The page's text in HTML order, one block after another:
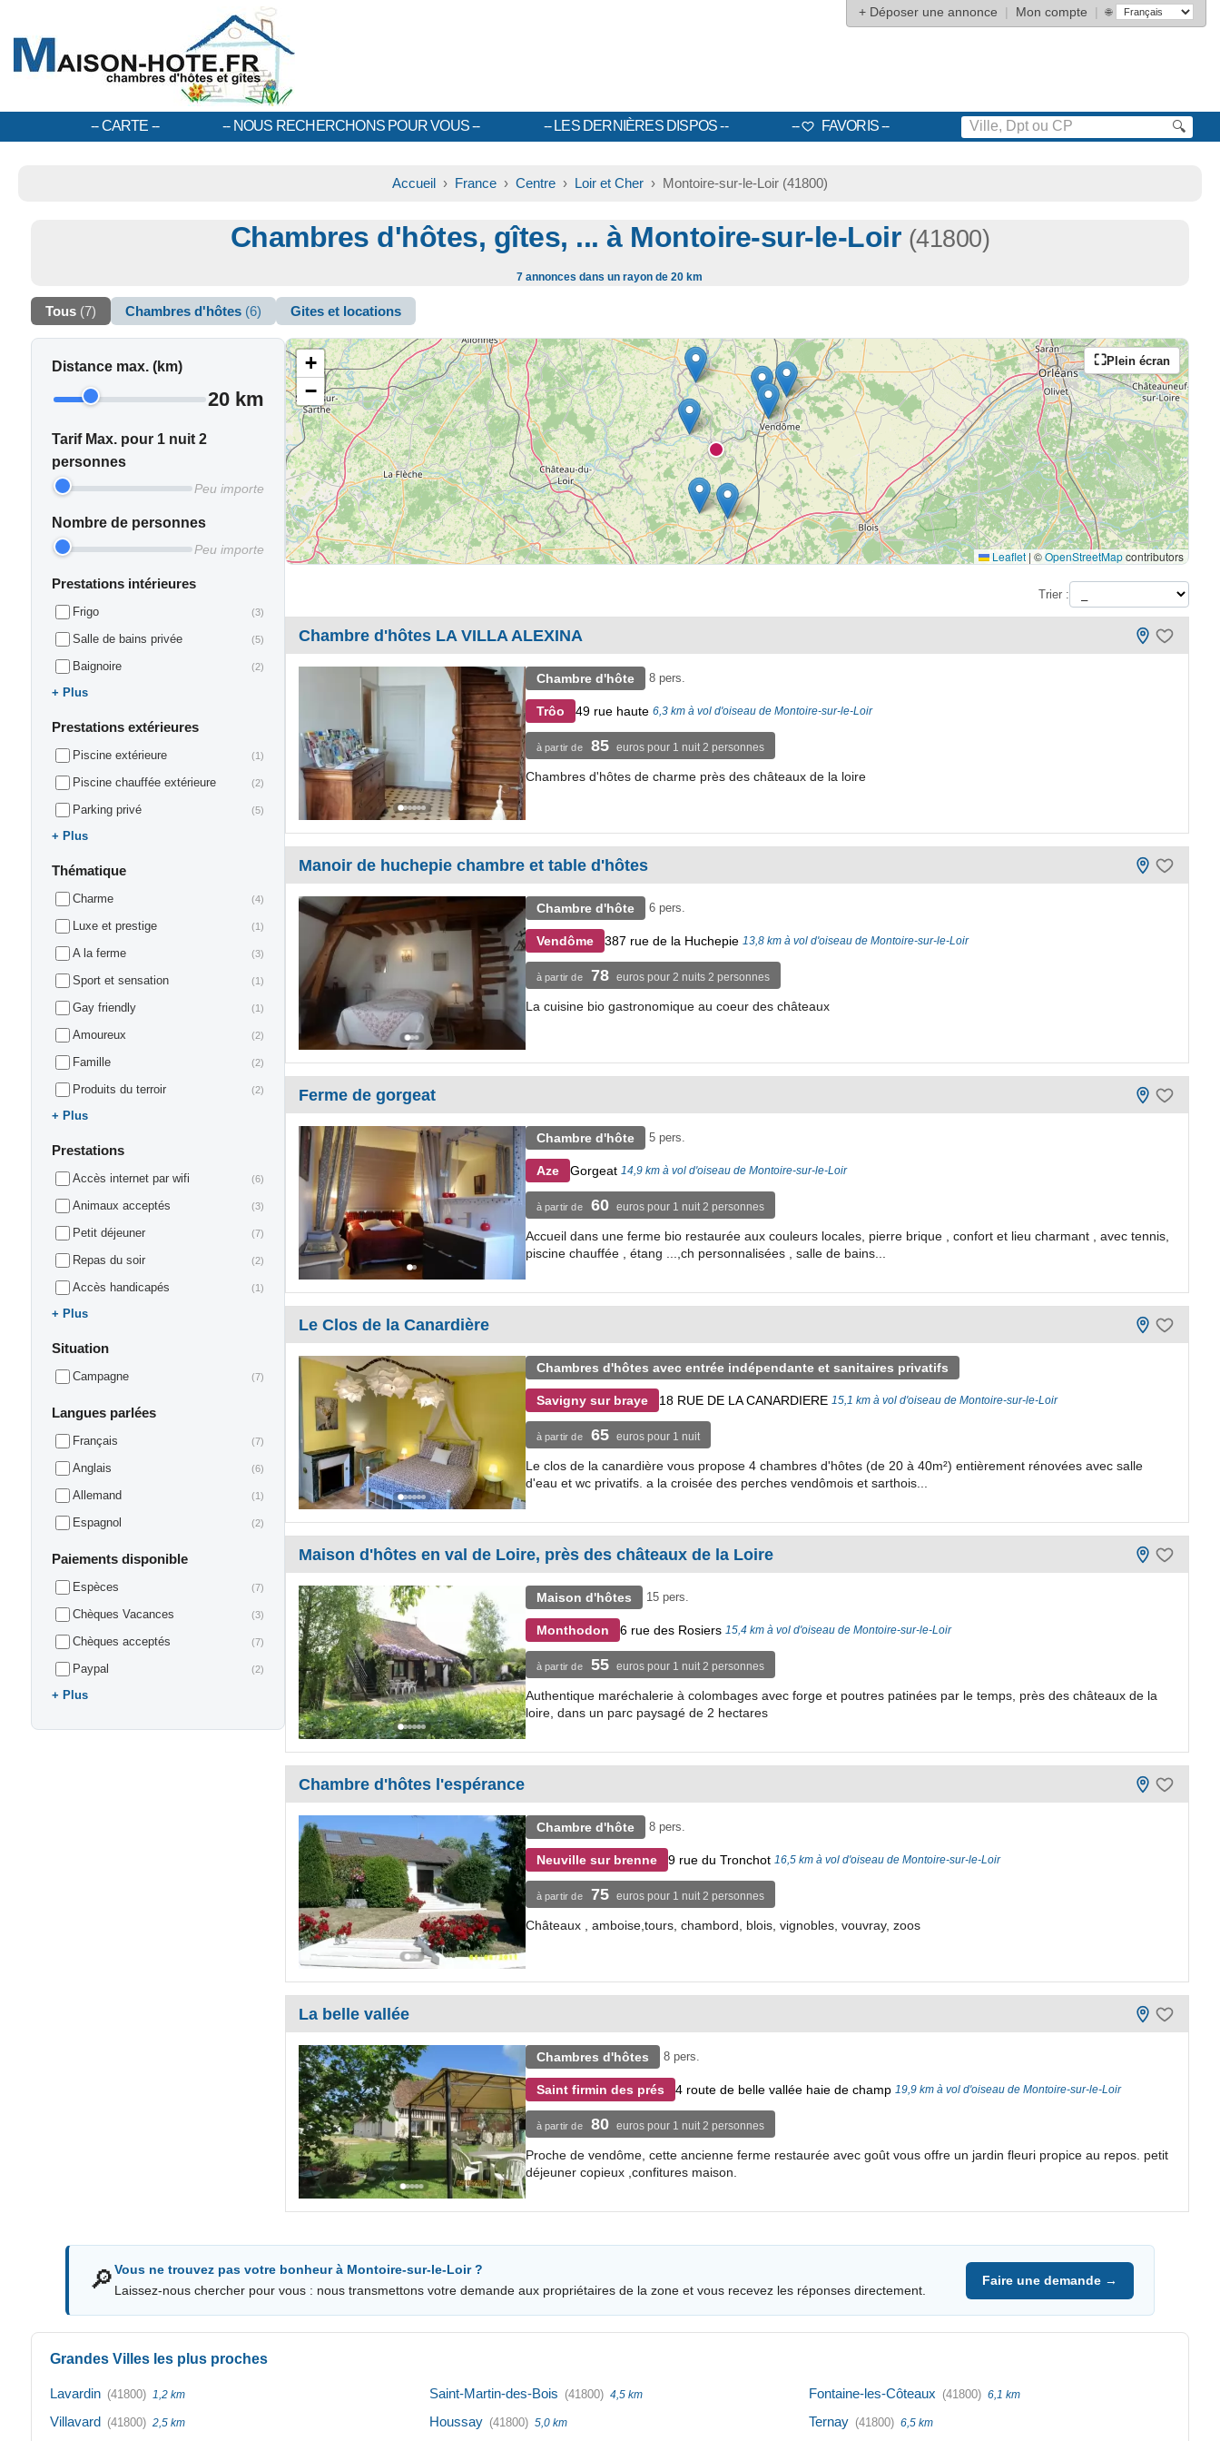
+ Déposer une annonce | Mon compte | 🌐
CARTE NOUS RECHERCHONS POUR VOUS LES DERNIÈRES DISPOS FAVORIS 🔍
Accueil› France› Centre› Loir et Cher› Montoire-sur-le-Loir (41800)
Chambres d'hôtes, gîtes, ... à Montoire-sur-le-Loir (41800)
7 annonces dans un rayon de 20 km
Tous (7) Chambres d'hôtes (6) Gites et locations
Distance max. (km)
20 km
Tarif Max. pour 1 nuit 2
personnes
Peu importe
Nombre de personnes
Peu importe
Prestations intérieures
Frigo (3)
Salle de bains privée (5)
Baignoire (2)
Plus
Prestations extérieures
Piscine extérieure (1)
Piscine chauffée extérieure (2)
Parking privé (5)
Plus
Thématique
Charme (4)
Luxe et prestige (1)
A la ferme (3)
Sport et sensation (1)
Gay friendly (1)
Amoureux (2)
Famille (2)
Produits du terroir (2)
Plus
Prestations
Accès internet par wifi (6)
Animaux acceptés (3)
Petit déjeuner (7)
Repas du soir (2)
Accès handicapés (1)
Plus
Situation
Campagne (7)
Langues parlées
Français (7)
Anglais (6)
Allemand (1)
Espagnol (2)
Paiements disponible
Espèces (7)
Chèques Vacances (3)
Chèques acceptés (7)
Paypal (2)
Plus
Plein écran
+
−
Leaflet | ©OpenStreetMapcontributors
Trier :
Chambre d'hôtes LA VILLA ALEXINA
Chambre d'hôte 8 pers.
Trôo 49 rue haute 6,3 km à vol d'oiseau de Montoire-sur-le-Loir
à partir de 85 euros pour 1 nuit 2 personnes
Chambres d'hôtes de charme près des châteaux de la loire
Manoir de huchepie chambre et table d'hôtes
Chambre d'hôte 6 pers.
Vendôme 387 rue de la Huchepie 13,8 km à vol d'oiseau de Montoire-sur-le-Loir
à partir de 78 euros pour 2 nuits 2 personnes
La cuisine bio gastronomique au coeur des châteaux
Ferme de gorgeat
Chambre d'hôte 5 pers.
Aze Gorgeat 14,9 km à vol d'oiseau de Montoire-sur-le-Loir
à partir de 60 euros pour 1 nuit 2 personnes
Accueil dans une ferme bio restaurée aux couleurs locales, pierre brique , confort et lieu charmant , avec tennis,
piscine chauffée , étang ...,ch personnalisées , salle de bains...
Le Clos de la Canardière
Chambres d'hôtes avec entrée indépendante et sanitaires privatifs
Savigny sur braye 18 RUE DE LA CANARDIERE 15,1 km à vol d'oiseau de Montoire-sur-le-Loir
à partir de 65 euros pour 1 nuit
Le clos de la canardière vous propose 4 chambres d'hôtes (de 20 à 40m²) entièrement rénovées avec salle
d'eau et wc privatifs. a la croisée des perches vendômois et sarthois...
Maison d'hôtes en val de Loire, près des châteaux de la Loire
Maison d'hôtes 15 pers.
Monthodon 6 rue des Rosiers 15,4 km à vol d'oiseau de Montoire-sur-le-Loir
à partir de 55 euros pour 1 nuit 2 personnes
Authentique maréchalerie à colombages avec forge et poutres patinées par le temps, près des châteaux de la
loire, dans un parc paysagé de 2 hectares
Chambre d'hôtes l'espérance
Chambre d'hôte 8 pers.
Neuville sur brenne 9 rue du Tronchot 16,5 km à vol d'oiseau de Montoire-sur-le-Loir
à partir de 75 euros pour 1 nuit 2 personnes
Châteaux , amboise,tours, chambord, blois, vignobles, vouvray, zoos
La belle vallée
Chambres d'hôtes 8 pers.
Saint firmin des prés 4 route de belle vallée haie de champ 19,9 km à vol d'oiseau de Montoire-sur-le-Loir
à partir de 80 euros pour 1 nuit 2 personnes
Proche de vendôme, cette ancienne ferme restaurée avec goût vous offre un jardin fleuri propice au repos. petit
déjeuner copieux ,confitures maison.
🔎Vous ne trouvez pas votre bonheur à Montoire-sur-le-Loir ?
Laissez-nous chercher pour vous : nous transmettons votre demande aux propriétaires de la zone et vous recevez les réponses directement.
Faire une demande →
Grandes Villes les plus proches
Lavardin (41800) 1,2 km
Villavard (41800) 2,5 km
Saint-Martin-des-Bois (41800) 4,5 km
Houssay (41800) 5,0 km
Fontaine-les-Côteaux (41800) 6,1 km
Ternay (41800) 6,5 km